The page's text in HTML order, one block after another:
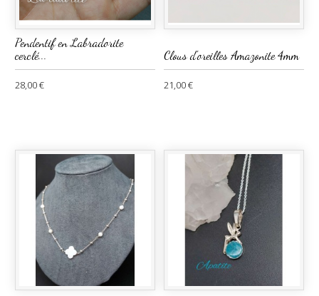
Pendentif en Labradorite
cerclé...
28,00 €
Clous d'oreilles Amazonite 4mm
21,00 €